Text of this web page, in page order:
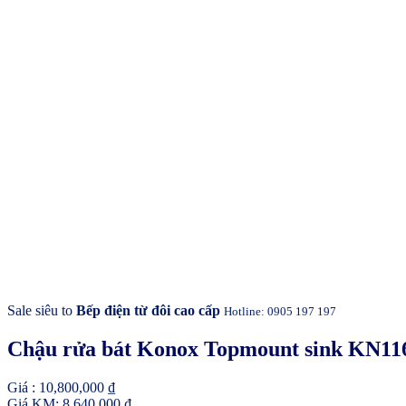
Sale siêu to Bếp điện từ đôi cao cấp Hotline: 0905 197 197
Chậu rửa bát Konox Topmount sink
Giá : 10,800,000 ₫